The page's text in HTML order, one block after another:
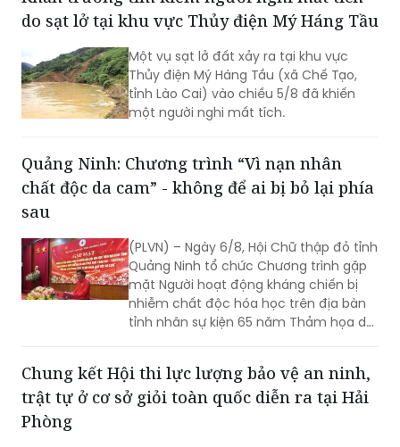
do sạt lở tại khu vực Thủy điện Mý Háng Tầu
Một vụ sạt lở đất xảy ra tại khu vực
Thủy điện Mý Háng Tầu (xã Chế Tạo,
tỉnh Lào Cai) vào chiều 5/8 đã khiến
một người nghi mất tích.
Quảng Ninh: Chương trình “Vì nạn nhân
chất độc da cam” - không để ai bị bỏ lại phía
sau
(PLVN) – Ngày 6/8, Hội Chữ thập đỏ tỉnh
Quảng Ninh tổ chức Chương trình gặp
mặt Người hoạt động kháng chiến bị
nhiễm chất độc hóa học trên địa bàn
tỉnh nhân sự kiện 65 năm Thảm họa da
trào “Vì nạn nhân chất độc da cam”.
Chung kết Hội thi lực lượng bảo vệ an ninh,
trật tự ở cơ sở giỏi toàn quốc diễn ra tại Hải
Phòng